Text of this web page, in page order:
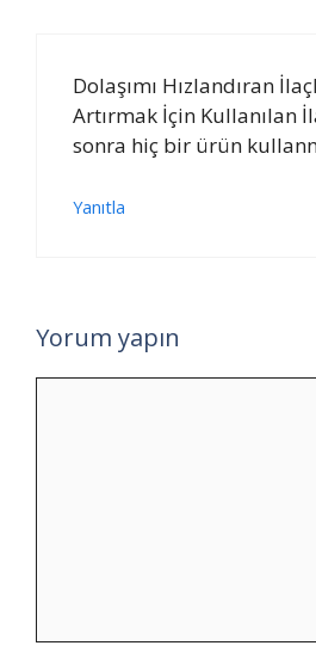
Dolaşımı Hızlandıran
Artırmak İçin Kullanılan
sonra hiç bir ürün
Yanıtla
Yorum yapın